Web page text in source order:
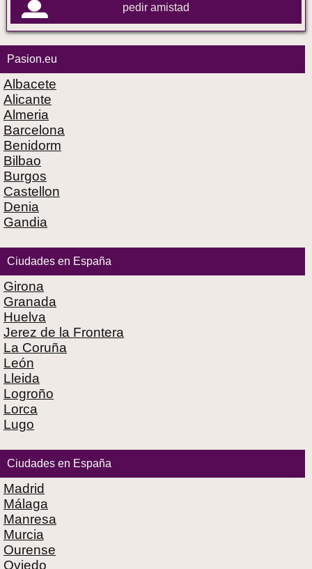
pedir amistad
Pasion.eu
Albacete
Alicante
Almeria
Barcelona
Benidorm
Bilbao
Burgos
Castellon
Denia
Gandia
Ciudades en España
Girona
Granada
Huelva
Jerez de la Frontera
La Coruña
León
Lleida
Logroño
Lorca
Lugo
Ciudades en España
Madrid
Málaga
Manresa
Murcia
Ourense
Oviedo